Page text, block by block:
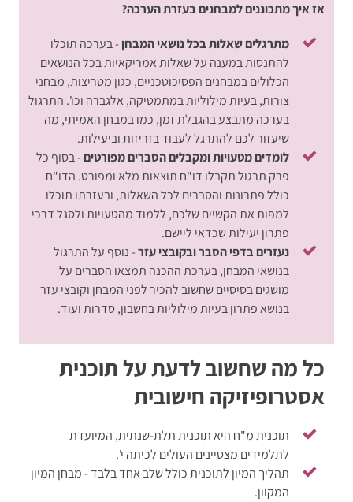
אז איך מתכוננים למבחנים בעזרת הערכה?
מתרגלים שאלות בכל נושאי המבחן- בערכה תוכלו
להתנסות במענה על שאלות אמריקאיות בכל הנושאים
הכלולים במבחנים הפסיכוטכניים, כגון מטריצות, מבחני
צורות, בעיות מילוליות במתמטיקה, אלגברה וכו'. התרגול
בערכה מתבצע בהגבלת זמן, כמו במבחן האמיתי, מה
שיעזור לכם להתרגל לעבוד בזריזות וביעילות.
לומדים מטעויות ומקבלים הסברים מפורטים- בסוף כל
פרק תרגול תקבלו דו"ח תוצאות מלא ומפורט. הדו"ח
כולל פתרונות והסברים לכל השאלות, ובעזרתו תוכלו
למפות את הקשיים שלכם, ללמוד מהטעויות ולסגל דרכי
פתרון יעילות שכדאי ליישם.
נעזרים בדפי הסבר ובקובצי עזר- נוסף על התרגול
בנושאי המבחן, בערכת ההכנה תמצאו הסברים על
מושגים בסיסיים שחשוב להכיר לפני המבחן וקובצי עזר
בנושא פתרון בעיות מילוליות בחשבון, סדרות ועוד.
כל מה שחשוב לדעת על תוכנית
אסטרופיזיקה חישובית
תוכנית מ"ח היא תוכנית תלת-שנתית, המיועדת
לתלמידים מצטיינים העולים לכיתה י'.
תהליך המיון לתוכנית כולל שלב אחד בלבד - מבחן המיון
המקוון.